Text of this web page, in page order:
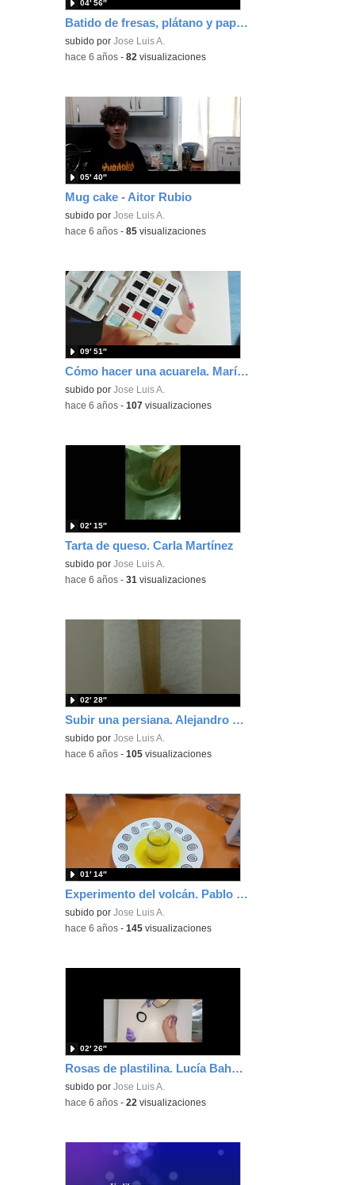
Batido de fresas, plátano y papaya - Ángel Durán
subido porJose Luis A.
04′ 56″
-hace 6 años -82 visualizaciones
Mug cake - Aitor Rubio
subido porJose Luis A.
05′ 40″
-hace 6 años -85 visualizaciones
Cómo hacer una acuarela. María Hernando
subido porJose Luis A.
09′ 51″
-hace 6 años -107 visualizaciones
Tarta de queso. Carla Martínez
subido porJose Luis A.
02′ 15″
-hace 6 años -31 visualizaciones
Subir una persiana. Alejandro Camacho
subido porJose Luis A.
02′ 28″
-hace 6 años -105 visualizaciones
Experimento del volcán. Pablo Meléndez
subido porJose Luis A.
01′ 14″
-hace 6 años -145 visualizaciones
Rosas de plastilina. Lucía Bahamonde
subido porJose Luis A.
02′ 26″
-hace 6 años -22 visualizaciones